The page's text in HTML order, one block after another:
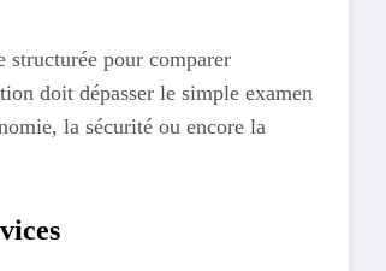
structurée pour comparer
doit dépasser le simple examen
la sécurité ou encore la